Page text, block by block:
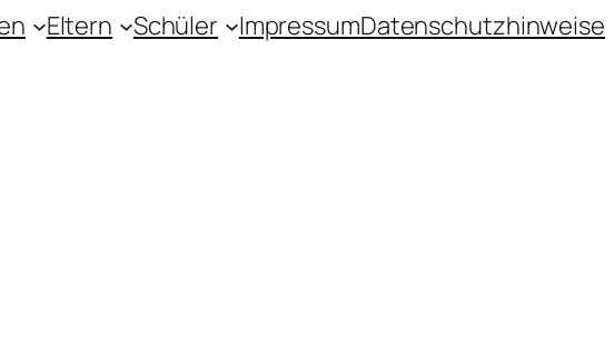
Eltern Schüler ImpressumDatenschutzhinweise